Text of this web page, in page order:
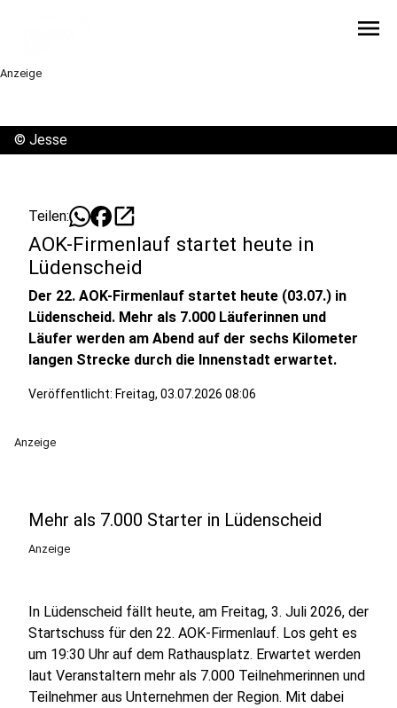
menu
Anzeige
© Jesse
Teilen: open_in_new
AOK-Firmenlauf startet heute in
Lüdenscheid
Der 22. AOK-Firmenlauf startet heute (03.07.) in
Lüdenscheid. Mehr als 7.000 Läuferinnen und
Läufer werden am Abend auf der sechs Kilometer
langen Strecke durch die Innenstadt erwartet.
Veröffentlicht: Freitag, 03.07.2026 08:06
Anzeige
Mehr als 7.000 Starter in Lüdenscheid
Anzeige
In Lüdenscheid fällt heute, am Freitag, 3. Juli 2026, der
Startschuss für den 22. AOK-Firmenlauf. Los geht es
um 19:30 Uhr auf dem Rathausplatz. Erwartet werden
laut Veranstaltern mehr als 7.000 Teilnehmerinnen und
Teilnehmer aus Unternehmen der Region. Mit dabei